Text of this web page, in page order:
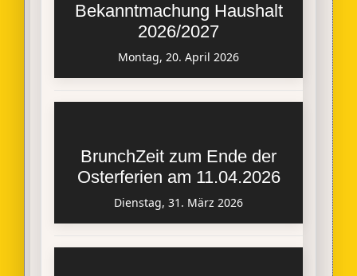
Bekanntmachung Haushalt
2026/2027
Montag, 20. April 2026
BrunchZeit zum Ende der
Osterferien am 11.04.2026
Dienstag, 31. März 2026